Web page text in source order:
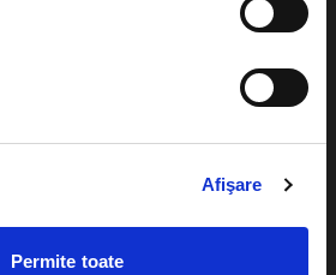
Afişare
Permite toate
Plata online sau cash